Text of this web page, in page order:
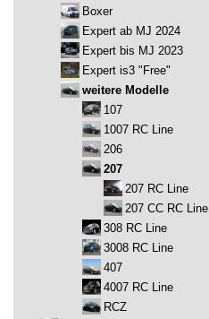
Boxer
Expert ab MJ 2024
Expert bis MJ 2023
Expert is3 "Free"
weitere Modelle
107
1007 RC Line
206
207
207 RC Line
207 CC RC Line
308 RC Line
3008 RC Line
407
4007 RC Line
RCZ